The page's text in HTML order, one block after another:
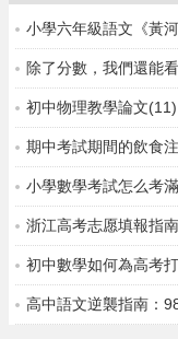
小學六年級語文《黃
除了分數，我們還能
初中物理教學論文(11)
期中考試期間的飲食
小學數學考試怎么考
浙江高考志愿填報指南
初中數學如何為高考
高中語文逆襲指南：